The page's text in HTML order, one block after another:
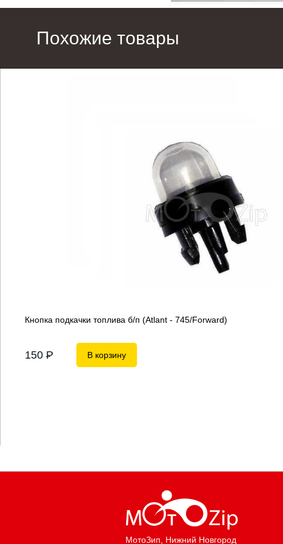
Похожие товары
Кнопка подкачки топлива б/п (Atlant - 745/Forward)
150 P В корзину
МотоЗип , Нижний Новгород